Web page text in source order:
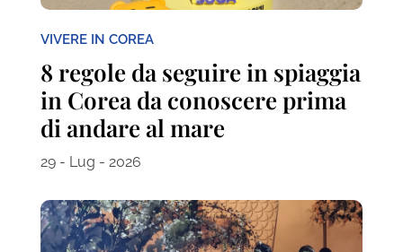
VIVERE IN COREA
8 regole da seguire in spiaggia
in Corea da conoscere prima
di andare al mare
29 - Lug - 2026